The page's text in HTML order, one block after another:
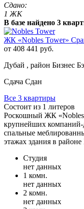
Сдано:
1 ЖК
В базе найдено 3
ЖК «Nobles Tower»
от 408 441 руб.
Дубай , район Бизнес
Сдача Сдан
Все 3 квартиры
Состоит из 1 литеров
Роскошный ЖК «Nobles
крупнейших компаний-
спальные
этажах здания в
Студия
нет данных
1 комн.
нет данных
2 комн.
нет данных